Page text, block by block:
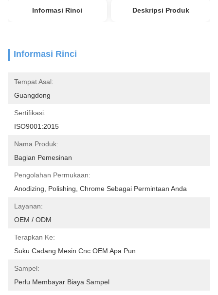
Informasi Rinci Deskripsi Produk
Informasi Rinci
Tempat Asal:
Guangdong
Sertifikasi:
ISO9001:2015
Nama Produk:
Bagian Pemesinan
Pengolahan Permukaan:
Anodizing, Polishing, Chrome Sebagai Permintaan Anda
Layanan:
OEM / ODM
Terapkan Ke:
Suku Cadang Mesin Cnc OEM Apa Pun
Sampel:
Perlu Membayar Biaya Sampel